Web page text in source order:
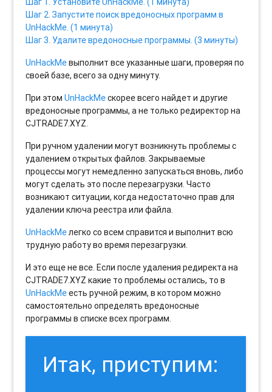
Шаг 2. Запустите поиск вредоносных программ в
UnHackMe. (1 минута)
Шаг 3. Удалите вредоносные программы. (3 минуты)
UnHackMeвыполнит все указанные шаги, проверяя по
своей базе, всего за одну минуту.
При этомUnHackMeскорее всего найдет и другие
вредоносные программы, а не только редиректор на
CJTRADE7.XYZ.
При ручном удалении могут возникнуть проблемы с
удалением открытых файлов. Закрываемые
процессы могут немедленно запускаться вновь, либо
могут сделать это после перезагрузки. Часто
возникают ситуации, когда недостаточно прав для
удалении ключа реестра или файла.
UnHackMeлегко со всем справится и выполнит всю
трудную работу во время перезагрузки.
И это еще не все. Если после удаления редиректа на
CJTRADE7.XYZ какие то проблемы остались, то в
UnHackMeесть ручной режим, в котором можно
самостоятельно определять вредоносные
программы в списке всех программ.
Итак, приступим: